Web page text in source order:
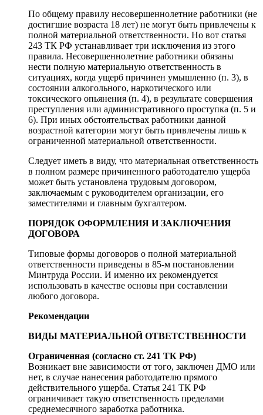
По общему правилу несовершеннолетние работники (не
достигшие возраста 18 лет) не могут быть привлечены к
полной материальной ответственности. Но вот статья
243 ТК РФ устанавливает три исключения из этого
правила. Несовершеннолетние работники обязаны
нести полную материальную ответственность в
ситуациях, когда ущерб причинен умышленно (п. 3), в
состоянии алкогольного, наркотического или
токсического опьянения (п. 4), в результате совершения
преступления или административного проступка (п. 5 и
6). При иных обстоятельствах работники данной
возрастной категории могут быть привлечены лишь к
ограниченной материальной ответственности.
Следует иметь в виду, что материальная ответственность
в полном размере причиненного работодателю ущерба
может быть установлена трудовым договором,
заключаемым с руководителем организации, его
заместителями и главным бухгалтером.
ПОРЯДОК ОФОРМЛЕНИЯ И ЗАКЛЮЧЕНИЯ
ДОГОВОРА
Типовые формы договоров о полной материальной
ответственности приведены в 85-м постановлении
Минтруда России. И именно их рекомендуется
использовать в качестве основы при составлении
любого договора.
Рекомендации
ВИДЫ МАТЕРИАЛЬНОЙ ОТВЕТСТВЕННОСТИ
Ограниченная (согласно ст. 241 ТК РФ)
Возникает вне зависимости от того, заключен ДМО или
нет, в случае нанесения работодателю прямого
действительного ущерба. Статья 241 ТК РФ
ограничивает такую ответственность пределами
среднемесячного заработка работника.